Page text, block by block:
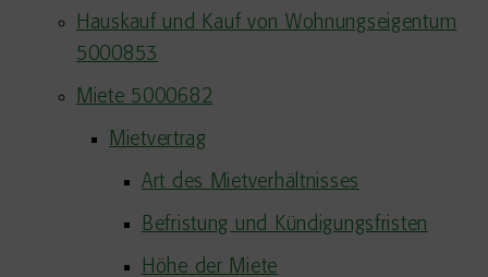
Hauskauf und Kauf von Wohnungseigentum
5000853
Miete 5000682
Mietvertrag
Art des Mietverhältnisses
Befristung und Kündigungsfristen
Höhe der Miete